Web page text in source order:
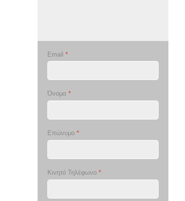
Email *
Όνομα *
Επώνυμο *
Κινητό Τηλέφωνο *